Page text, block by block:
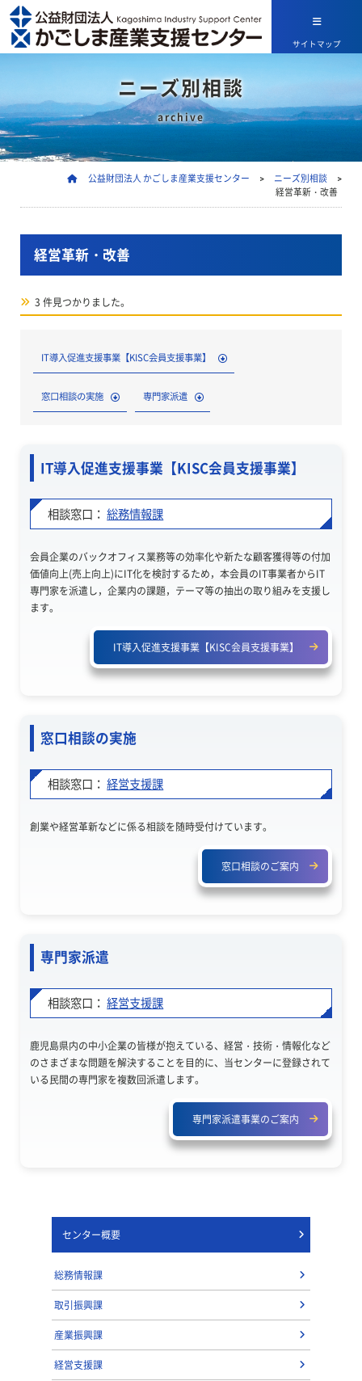
サイトマップ
ニーズ別相談
archive
公益財団法人 かごしま産業支援センター > ニーズ別相談
>
経営革新・改善
経営革新・改善
3 件見つかりました。
IT導入促進支援事業【KISC会員支援事業】
窓口相談の実施 専門家派遣
IT導入促進支援事業【KISC会員支援事業】
相談窓口：総務情報課
会員企業のバックオフィス業務等の効率化や新たな顧客獲得等の付加
価値向上(売上向上)にIT化を検討するため，本会員のIT事業者からIT
専門家を派遣し，企業内の課題，テーマ等の抽出の取り組みを支援し
ます。
IT導入促進支援事業【KISC会員支援事業】
窓口相談の実施
相談窓口：経営支援課
創業や経営革新などに係る相談を随時受付けています。
窓口相談のご案内
専門家派遣
相談窓口：経営支援課
鹿児島県内の中小企業の皆様が抱えている、経営・技術・情報化など
のさまざまな問題を解決することを目的に、当センターに登録されて
いる民間の専門家を複数回派遣します。
専門家派遣事業のご案内
センター概要
総務情報課
取引振興課
産業振興課
経営支援課